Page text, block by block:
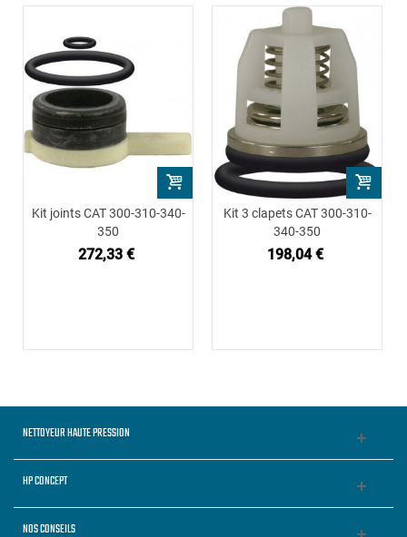
Kit joints CAT 300-310-340-
350
272,33 €
Kit 3 clapets CAT 300-310-
340-350
198,04 €
NETTOYEUR HAUTE PRESSION
HP CONCEPT
NOS CONSEILS